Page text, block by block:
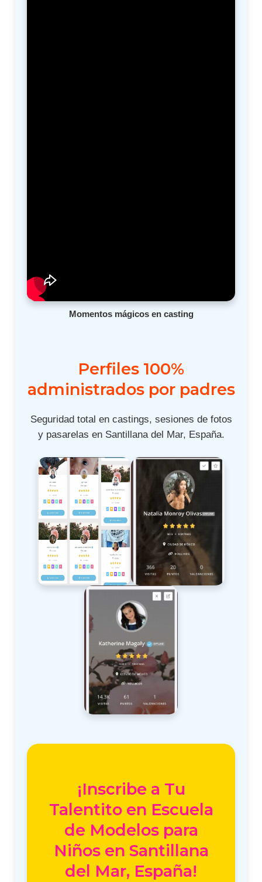
Momentos mágicos en casting
Perfiles 100%
administrados por padres
Seguridad total en castings, sesiones de fotos
y pasarelas en Santillana del Mar, España.
¡Inscribe a Tu
Talentito en Escuela
de Modelos para
Niños en Santillana
del Mar, España!